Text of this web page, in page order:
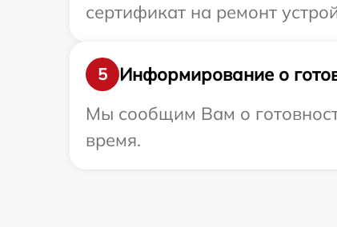
сертификат на ремонт
5
Информирование о
Мы сообщим Вам о
время.